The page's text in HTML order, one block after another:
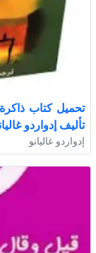
تأليف إدواردو
إدواردو غاليانو